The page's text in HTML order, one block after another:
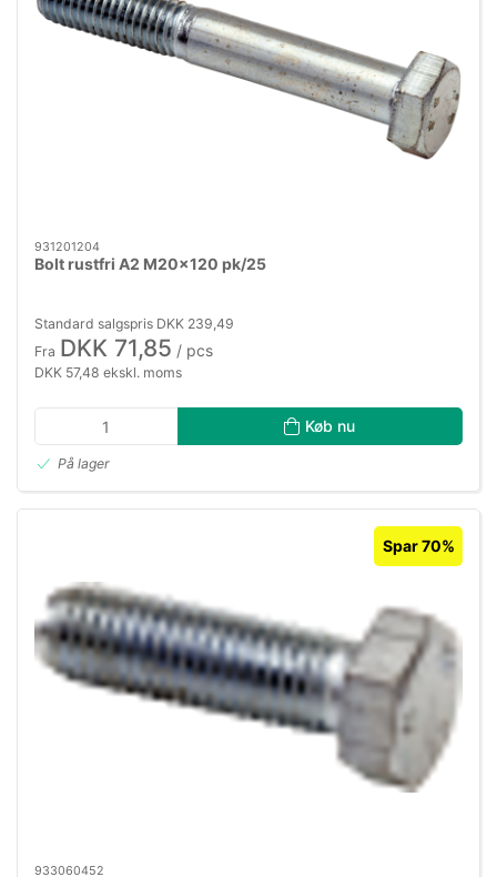
931201204
Bolt rustfri A2 M20×120 pk/25
Standard salgspris DKK 239,49
Fra DKK 71,85 / pcs
DKK 57,48 ekskl. moms
Køb nu
På lager
Spar 70%
933060452